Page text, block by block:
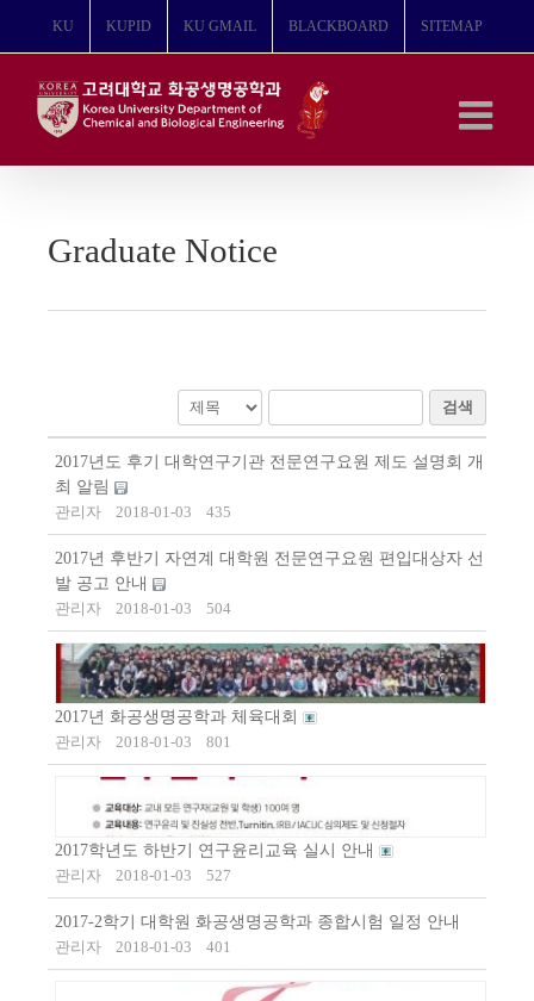
뛰
KU KUPID KU GMAIL BLACKBOARD SITEMAP
Graduate Notice
검색
2017년도 후기 대학연구기관 전문연구요원 제도 설명회 개
최 알림
관리자
2018-01-03 435
2017년 후반기 자연계 대학원 전문연구요원 편입대상자 선
발 공고 안내
관리자
2018-01-03 504
2017년 화공생명공학과 체육대회
관리자
2018-01-03 801
2017학년도 하반기 연구윤리교육 실시 안내
관리자
2018-01-03 527
2017-2학기 대학원 화공생명공학과 종합시험 일정 안내
관리자
2018-01-03 401